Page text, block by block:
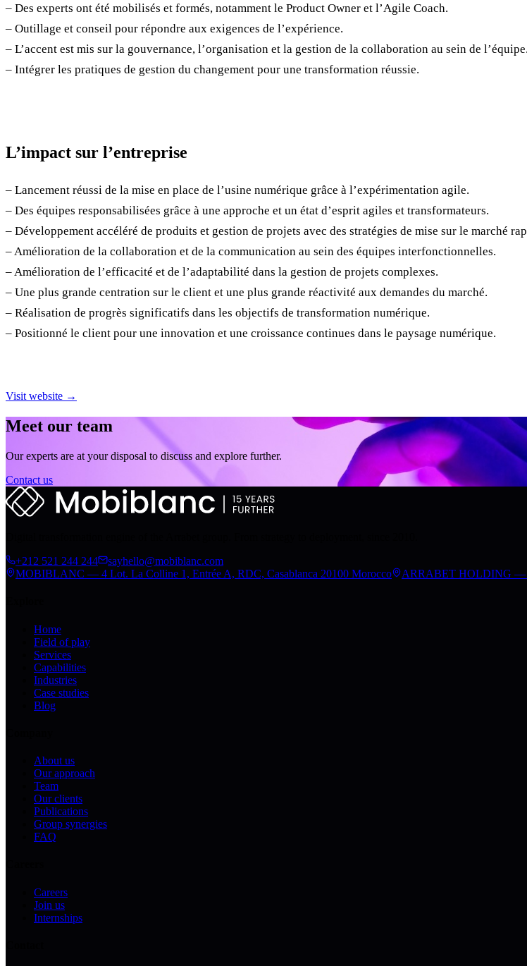
– Des experts ont été mobilisés et formés, notamment le Product Owner et l’Agile Coach.
– Outillage et conseil pour répondre aux exigences de l’expérience.
– L’accent est mis sur la gouvernance, l’organisation et la gestion de la collaboration au sein de l’équipe.
– Intégrer les pratiques de gestion du changement pour une transformation réussie.
L’impact sur l’entreprise
– Lancement réussi de la mise en place de l’usine numérique grâce à l’expérimentation agile.
– Des équipes responsabilisées grâce à une approche et un état d’esprit agiles et transformateurs.
– Développement accéléré de produits et gestion de projets avec des stratégies de mise sur le marché
– Amélioration de la collaboration et de la communication au sein des équipes interfonctionnelles.
– Amélioration de l’efficacité et de l’adaptabilité dans la gestion de projets complexes.
– Une plus grande centration sur le client et une plus grande réactivité aux demandes du marché.
– Réalisation de progrès significatifs dans les objectifs de transformation numérique.
– Positionné le client pour une innovation et une croissance continues dans le paysage numérique.
Visit website →
Meet our team
Our experts are at your disposal to discuss and explore further.
Contact us
+212 521 244 244
sayhello@mobiblanc.com
MOBIBLANC — 4 Lot. La Colline 1, Entrée A, RDC, Casablanca 20100 Morocco
ARRABET HOLDING —
Home
Field of play
Services
Capabilities
Industries
Case studies
Blog
About us
Our approach
Team
Our clients
Publications
Group synergies
FAQ
Careers
Join us
Internships